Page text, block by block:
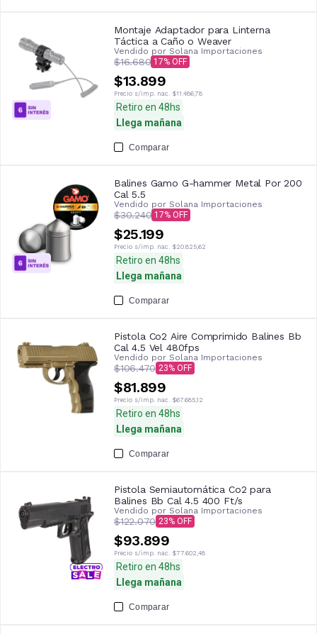
Montaje Adaptador para Linterna
Táctica a Caño o Weaver
Vendido por Solana Importaciones
$16.680 17
$13.899
Precio s/imp. nac. $11.486,78
Retiro en 48hs
Llega mañana
Comparar
Balines Gamo G-hammer Metal Por 200
Cal 5.5
Vendido por Solana Importaciones
$30.240 17
$25.199
Precio s/imp. nac. $20.825,62
Retiro en 48hs
Llega mañana
Comparar
Pistola Co2 Aire Comprimido Balines Bb
Cal 4.5 Vel 480fps
Vendido por Solana Importaciones
$106.470 23
$81.899
Precio s/imp. nac. $67.685,12
Retiro en 48hs
Llega mañana
Comparar
Pistola Semiautomática Co2 para
Balines Bb Cal 4.5 400 Ft/s
Vendido por Solana Importaciones
$122.070 23
$93.899
Precio s/imp. nac. $77.602,48
Retiro en 48hs
Llega mañana
Comparar